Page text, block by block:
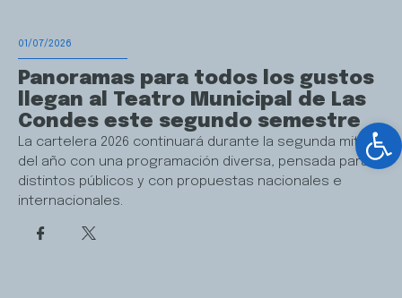
01/07/2026
Panoramas para todos los gustos
llegan al Teatro Municipal de Las
Condes este segundo semestre
La cartelera 2026 continuará durante la segunda mitad
del año con una programación diversa, pensada para
distintos públicos y con propuestas nacionales e
internacionales.